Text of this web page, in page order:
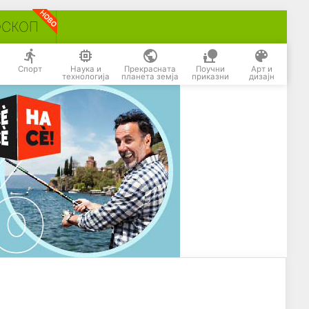
Спорт Наука и
технологија
Прекрасната
планета земја
Поучни
приказни
Арт и
дизајн